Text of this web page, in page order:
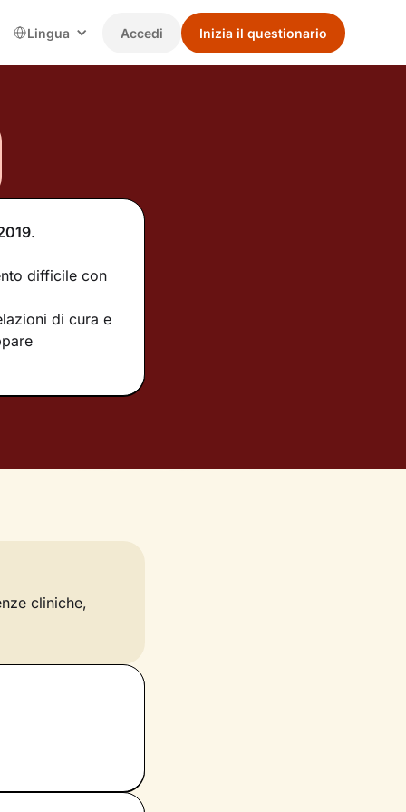
Lingua Accedi Inizia il questionario
.
difficile con
di cura e
cliniche,